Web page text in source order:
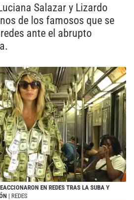
Salazar y Lizardo
de los famosos que se
ante el abrupto
EN REDES TRAS LA SUBA Y
| REDES